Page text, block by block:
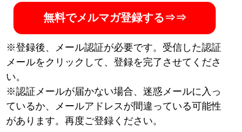
無料でメルマガ登録する⇒⇒
※登録後、メール認証が必要です。受信した認証
メールをクリックして、登録を完了させてくださ
い。
※認証メールが届かない場合、迷惑メールに入っ
ているか、メールアドレスが間違っている可能性
があります。再度ご登録ください。